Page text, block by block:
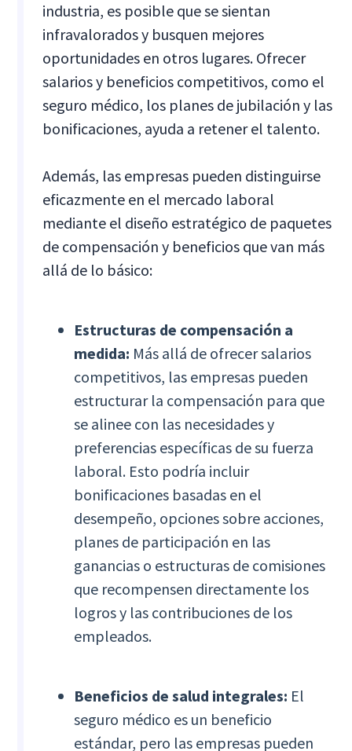
industria, es posible que se sientan
infravalorados y busquen mejores
oportunidades en otros lugares. Ofrecer
salarios y beneficios competitivos, como el
seguro médico, los planes de jubilación y las
bonificaciones, ayuda a retener el talento.
Además, las empresas pueden distinguirse
eficazmente en el mercado laboral
mediante el diseño estratégico de paquetes
de compensación y beneficios que van más
allá de lo básico:
Estructuras de compensación a
medida: Más allá de ofrecer salarios
competitivos, las empresas pueden
estructurar la compensación para que
se alinee con las necesidades y
preferencias específicas de su fuerza
laboral. Esto podría incluir
bonificaciones basadas en el
desempeño, opciones sobre acciones,
planes de participación en las
ganancias o estructuras de comisiones
que recompensen directamente los
logros y las contribuciones de los
empleados.
Beneficios de salud integrales: El
seguro médico es un beneficio
estándar, pero las empresas pueden